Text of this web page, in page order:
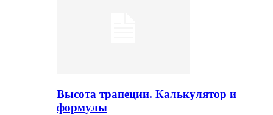
Высота трапеции. Калькулятор и
формулы